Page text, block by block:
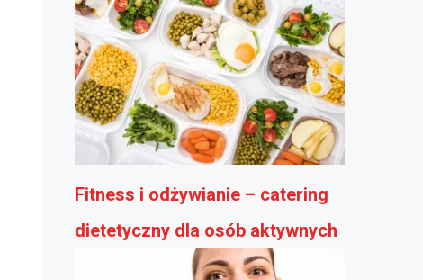
Fitness i odżywianie – catering
dietetyczny dla osób aktywnych